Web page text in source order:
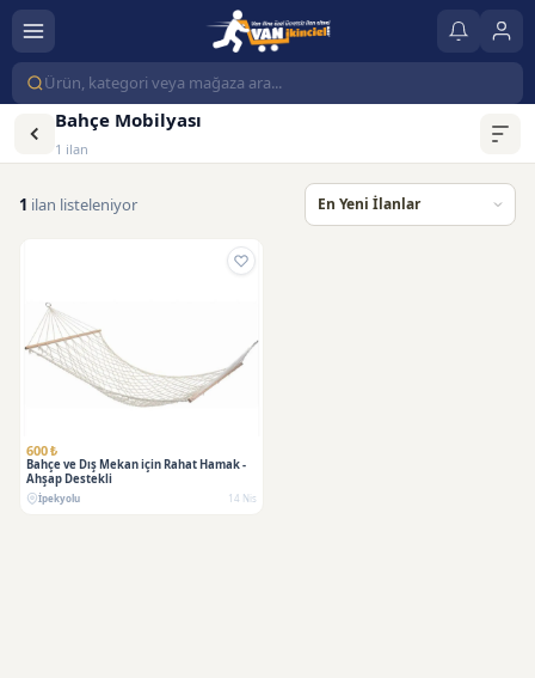
Bahçe Mobilyası
1 ilan
1 ilan listeleniyor
600 ₺
Bahçe ve Dış Mekan için Rahat Hamak -
Ahşap Destekli
İpekyolu 14 Nis